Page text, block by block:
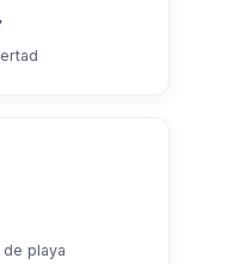
playa